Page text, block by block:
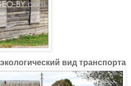
вид транспорта